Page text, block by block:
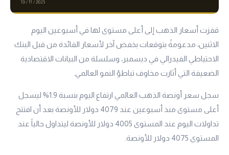
قفزت أسعار الذهب إلى أعلى مستوى لها في أسبوعين اليوم
الاثنين، مدعومةً بتوقعات بخفض آخر لأسعار الفائدة من قبل البنك
الاحتياطي الفيدرالي في ديسمبر، وسلسلة من البيانات الاقتصادية
الضعيفة التي أثارت مخاوف تباطؤ النمو العالمي.
سجل سعر أونصة الذهب العالمي ارتفاع اليوم بنسبة 1.9% ليسجل
أعلى مستوى منذ أسبوعين عند 4079 دولار للأونصة بعد أن افتتح
تداولات اليوم عند المستوى 4005 دولار للأونصة ليتداول حالياً عند
المستوى 4075 دولار للأونصة.